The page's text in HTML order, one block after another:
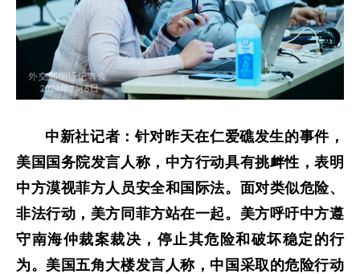
中新社记者：针对昨天在仁爱礁发生的事件，
美国国务院发言人称，中方行动具有挑衅性，表明
中方漠视菲方人员安全和国际法。面对类似危险、
非法行动，美方同菲方站在一起。美方呼吁中方遵
守南海仲裁案裁决，停止其危险和破坏稳定的行
为。美国五角大楼发言人称，中国采取的危险行动